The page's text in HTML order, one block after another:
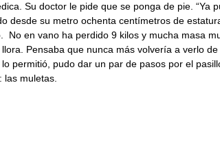
Su doctor le pide que se ponga de pie. “Ya
desde su metro ochenta centímetros de
No en vano ha perdido 9 kilos y mucha masa
Pensaba que nunca más volvería a verlo
permitió, pudo dar un par de pasos por el
muletas.